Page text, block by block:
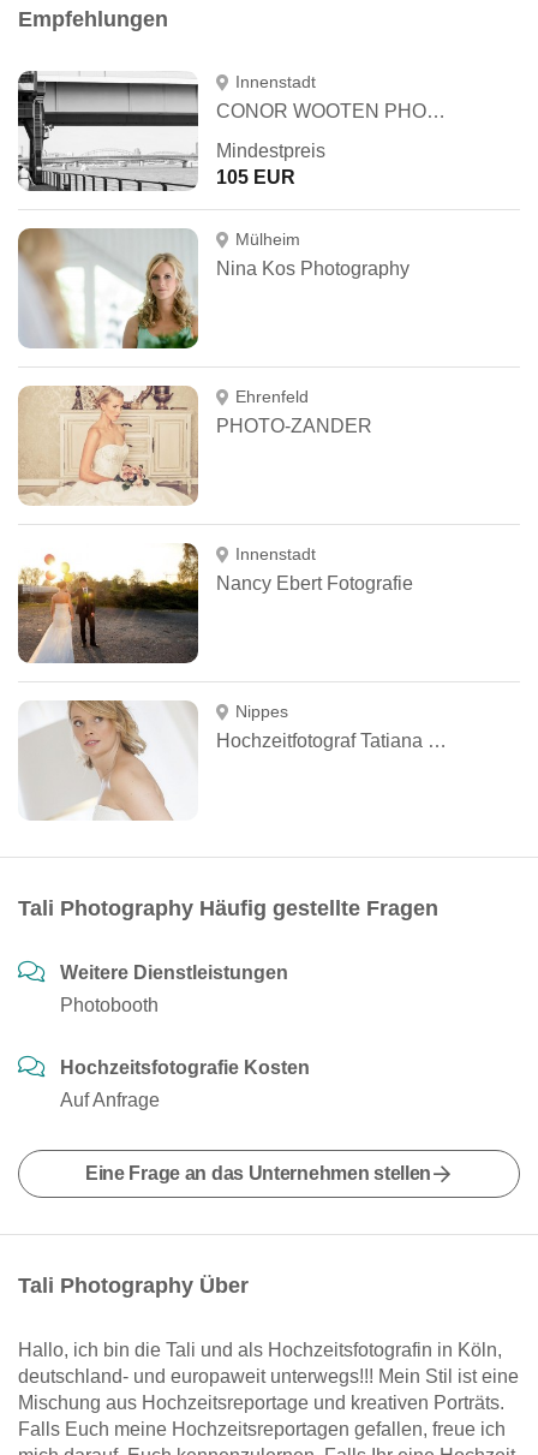
Empfehlungen
Innenstadt
CONOR WOOTEN PHOTOGRAPHY
Mindestpreis
105 EUR
Mülheim
Nina Kos Photography
Ehrenfeld
PHOTO-ZANDER
Innenstadt
Nancy Ebert Fotografie
Nippes
Hochzeitfotograf Tatiana Kurda
Tali Photography Häufig gestellte Fragen
Weitere Dienstleistungen
Photobooth
Hochzeitsfotografie Kosten
Auf Anfrage
Eine Frage an das Unternehmen stellen
Tali Photography Über
Hallo, ich bin die Tali und als Hochzeitsfotografin in Köln,
deutschland- und europaweit unterwegs!!! Mein Stil ist eine
Mischung aus Hochzeitsreportage und kreativen Porträts.
Falls Euch meine Hochzeitsreportagen gefallen, freue ich